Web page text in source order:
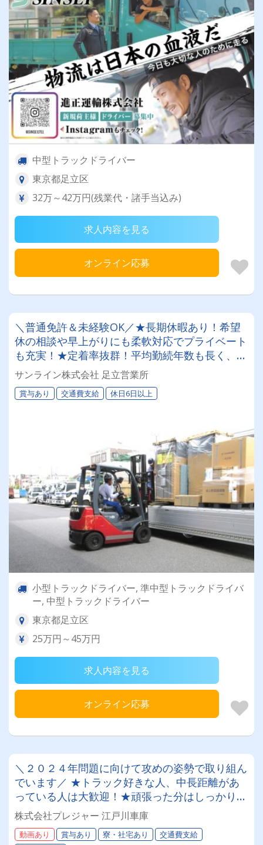
中型トラックドライバー
東京都足立区
32万～42万円(残業代・諸手当込み)
求人内容を見る
オンライン応募
＼普通免許＆未経験OK／★長期休暇あり！希望
休の相談や早上がりにも柔軟対応でプライベート
も充実！★定着率抜群！平均勤続年数も長く、最
高26年のベテランも活躍中！★退職金・賞与・資
格取得支援あり
サンライン株式会社 足立営業所
賞与あり 交通費支給 休日6日以上
小型トラックドライバー, 準中型トラックドライバ
ー, 中型トラックドライバー
東京都足立区
25万円～45万円
求人内容を見る
オンライン応募
＼２０２４年問題に向けて攻めの姿勢で取り組ん
でいます／ ★トラック好きな人、中長距離があ
っている人は大歓迎！★頑張った分はしっかりお
給与に反映！！ 免許取得支援制度もございま
す！月収５０万円以上可♪
株式会社プレジャー 江戸川車庫
動画あり 賞与あり 寮・社宅あり
交通費支給